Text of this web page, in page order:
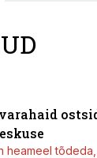
heameel